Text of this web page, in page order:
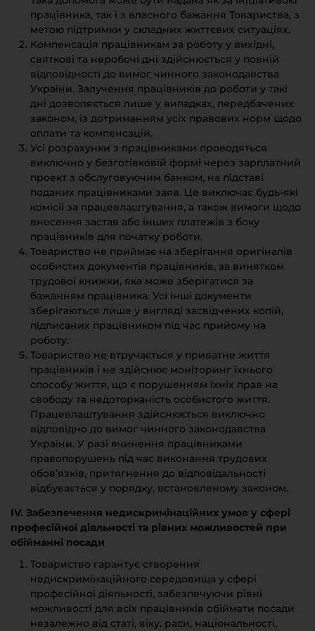
працівника, так і з власного бажання Товариства, з
метою підтримки у складних життєвих ситуаціях.
Компенсація працівникам за роботу у вихідні,
святкові та неробочі дні здійснюється у повній
відповідності до вимог чинного законодавства
України. Залучення працівників до роботи у такі
дні дозволяється лише у випадках, передбачених
законом, із дотриманням усіх правових норм щодо
оплати та компенсацій.
Усі розрахунки з працівниками проводяться
виключно у безготівковій формі через зарплатний
проект з обслуговуючим банком, на підставі
поданих працівниками заяв. Це виключає будь-які
комісії за працевлаштування, а також вимоги щодо
внесення застав або інших платежів з боку
працівників для початку роботи.
Товариство не приймає на зберігання оригіналів
особистих документів працівників, за винятком
трудової книжки, яка може зберігатися за
бажанням працівника. Усі інші документи
зберігаються лише у вигляді засвідчених копій,
підписаних працівником під час прийому на
роботу.
Товариство не втручається у приватне життя
працівників і не здійснює моніторинг їхнього
способу життя, що є порушенням їхніх прав на
свободу та недоторканість особистого життя.
Працевлаштування здійснюється виключно
відповідно до вимог чинного законодавства
України. У разі вчинення працівниками
правопорушень під час виконання трудових
обов’язків, притягнення до відповідальності
відбувається у порядку, встановленому законом.
IV. Забезпечення недискримінаційних умов у сфері
професійної діяльності та рівних можливостей при
обійманні посади
Товариство гарантує створення
недискримінаційного середовища у сфері
професійної діяльності, забезпечуючи рівні
можливості для всіх працівників обіймати посади
незалежно від статі, віку, раси, національності,